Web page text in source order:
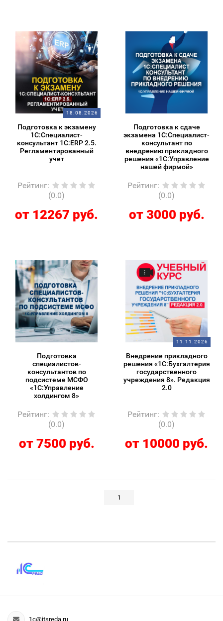
18.08.2026
Подготовка к экзамену
1С:Специалист-
консультант 1С:ERP 2.5.
Регламентированный
учет
Рейтинг:
(0.0)
от 12267 руб.
Подготовка к сдаче
экзамена 1С:Специалист-
консультант по
внедрению прикладного
решения «1С:Управление
нашей фирмой»
Рейтинг:
(0.0)
от 3000 руб.
Подготовка
специалистов-
консультантов по
подсистеме МСФО
«1С:Управление
холдингом 8»
Рейтинг:
(0.0)
от 7500 руб.
11.11.2026
Внедрение прикладного
решения «1С:Бухгалтерия
государственного
учреждения 8». Редакция
2.0
Рейтинг:
(0.0)
от 10000 руб.
1
1c@itsreda.ru